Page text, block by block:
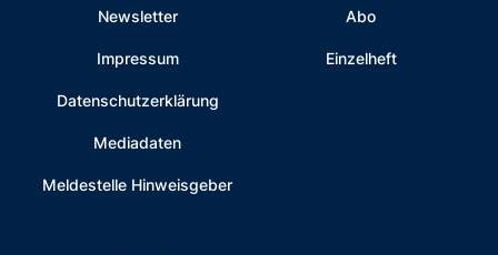
Newsletter
Impressum
Datenschutzerklärung
Mediadaten
Meldestelle Hinweisgeber
Abo
Einzelheft